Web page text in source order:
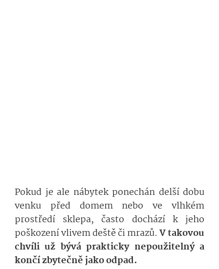
Pokud je ale nábytek ponechán delší dobu
venku před domem nebo ve vlhkém
prostředí sklepa, často dochází k jeho
poškození vlivem deště či mrazů. V takovou
chvíli už bývá prakticky nepoužitelný a
končí zbytečně jako odpad.